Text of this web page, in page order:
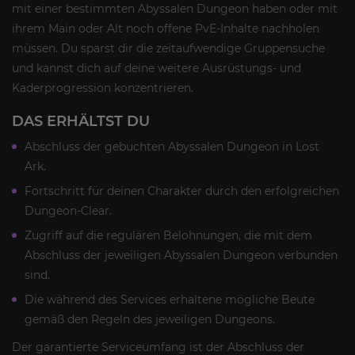
mit einer bestimmten Abyssalen Dungeon haben oder mit
ihrem Main oder Alt noch offene PvE-Inhalte nachholen
müssen. Du sparst dir die zeitaufwendige Gruppensuche
und kannst dich auf deine weitere Ausrüstungs- und
Kaderprogression konzentrieren.
DAS ERHÄLTST DU
Abschluss der gebuchten Abyssalen Dungeon in Lost
Ark.
Fortschritt für deinen Charakter durch den erfolgreichen
Dungeon-Clear.
Zugriff auf die regulären Belohnungen, die mit dem
Abschluss der jeweiligen Abyssalen Dungeon verbunden
sind.
Die während des Services erhaltene mögliche Beute
gemäß den Regeln des jeweiligen Dungeons.
Der garantierte Serviceumfang ist der Abschluss der